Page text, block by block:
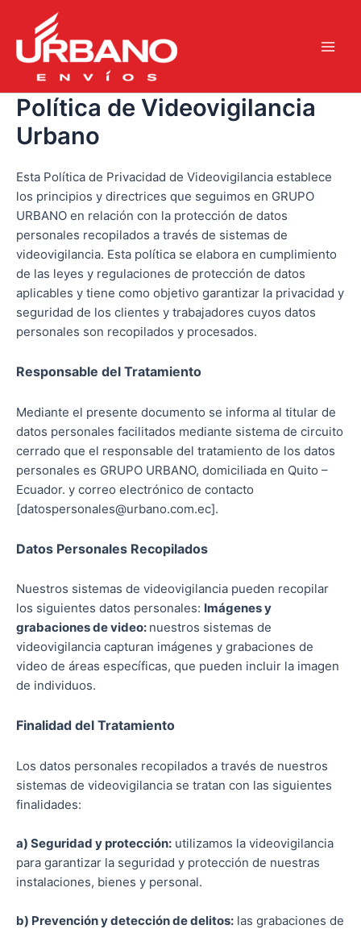
contenido
Política de Videovigilancia
Urbano
Esta Política de Privacidad de Videovigilancia establece
los principios y directrices que seguimos en GRUPO
URBANO en relación con la protección de datos
personales recopilados a través de sistemas de
videovigilancia. Esta política se elabora en cumplimiento
de las leyes y regulaciones de protección de datos
aplicables y tiene como objetivo garantizar la privacidad y
seguridad de los clientes y trabajadores cuyos datos
personales son recopilados y procesados.
Responsable del Tratamiento
Mediante el presente documento se informa al titular de
datos personales facilitados mediante sistema de circuito
cerrado que el responsable del tratamiento de los datos
personales es GRUPO URBANO, domiciliada en Quito –
Ecuador. y correo electrónico de contacto
[datospersonales@urbano.com.ec].
Datos Personales Recopilados
Nuestros sistemas de videovigilancia pueden recopilar
los siguientes datos personales: Imágenes y
grabaciones de video: nuestros sistemas de
videovigilancia capturan imágenes y grabaciones de
video de áreas específicas, que pueden incluir la imagen
de individuos.
Finalidad del Tratamiento
Los datos personales recopilados a través de nuestros
sistemas de videovigilancia se tratan con las siguientes
finalidades:
a) Seguridad y protección: utilizamos la videovigilancia
para garantizar la seguridad y protección de nuestras
instalaciones, bienes y personal.
b) Prevención y detección de delitos: las grabaciones de